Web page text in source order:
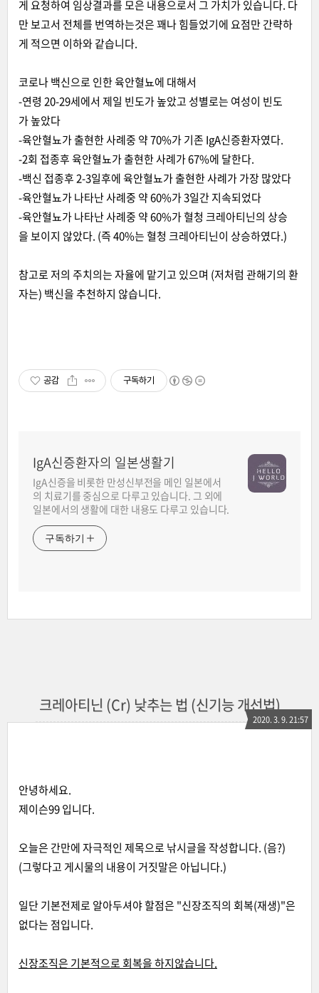
게 요청하여 임상결과를 모은 내용으로서 그 가치가 있습니다. 다
만 보고서 전체를 번역하는것은 꽤나 힘들었기에 요점만 간략하
게 적으면 이하와 같습니다.
코로나 백신으로 인한 육안혈뇨에 대해서
-연령 20-29세에서 제일 빈도가 높았고 성별로는 여성이 빈도
가 높았다
-육안혈뇨가 출현한 사례중 약 70%가 기존 IgA신증환자였다.
-2회 접종후 육안혈뇨가 출현한 사례가 67%에 달한다.
-백신 접종후 2-3일후에 육안혈뇨가 출현한 사례가 가장 많았다
-육안혈뇨가 나타난 사례중 약 60%가 3일간 지속되었다
-육안혈뇨가 나타난 사례중 약 60%가 혈청 크레아티닌의 상승
을 보이지 않았다. (즉 40%는 혈청 크레아티닌이 상승하였다.)
참고로 저의 주치의는 자율에 맡기고 있으며 (저처럼 관해기의 환
자는) 백신을 추천하지 않습니다.
공감 구독하기
IgA신증환자의 일본생활기
IgA신증을 비롯한 만성신부전을 메인 일본에서
의 치료기를 중심으로 다루고 있습니다. 그 외에
일본에서의 생활에 대한 내용도 다루고 있습니다.
구독하기
크레아티닌 (Cr) 낮추는 법 (신기능 개선법)
2020. 3. 9. 21:57
안녕하세요.
제이슨99 입니다.
오늘은 간만에 자극적인 제목으로 낚시글을 작성합니다. (음?)
(그렇다고 게시물의 내용이 거짓말은 아닙니다.)
일단 기본전제로 알아두셔야 할점은 "신장조직의 회복(재생)"은
없다는 점입니다.
신장조직은 기본적으로 회복을 하지않습니다.